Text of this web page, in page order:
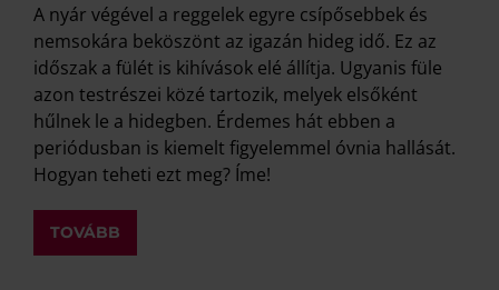
A nyár végével a reggelek egyre csípősebbek és
nemsokára beköszönt az igazán hideg idő. Ez az
időszak a fülét is kihívások elé állítja. Ugyanis füle
azon testrészei közé tartozik, melyek elsőként
hűlnek le a hidegben. Érdemes hát ebben a
periódusban is kiemelt figyelemmel óvnia hallását.
Hogyan teheti ezt meg? Íme!
TOVÁBB